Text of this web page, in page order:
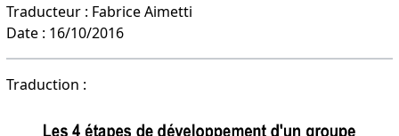
Traducteur : Fabrice Aimetti
Date : 16/10/2016
Traduction :